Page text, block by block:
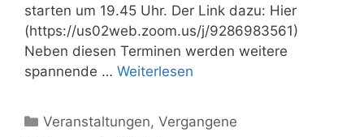
starten um 19.45 Uhr. Der Link dazu: Hier
(https://us02web.zoom.us/j/9286983561)
Neben diesen Terminen werden weitere
spannende … Weiterlesen
Kategorien
Veranstaltungen,Vergangene